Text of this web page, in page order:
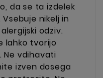
da se ta izdelek
nikelj in
odziv.
lahko tvorijo
Ne vdihavati
izven dosega